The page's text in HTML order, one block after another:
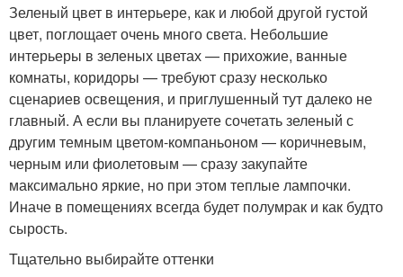
Зеленый цвет в интерьере, как и любой другой густой
цвет, поглощает очень много света. Небольшие
интерьеры в зеленых цветах — прихожие, ванные
комнаты, коридоры — требуют сразу несколько
сценариев освещения, и приглушенный тут далеко не
главный. А если вы планируете сочетать зеленый с
другим темным цветом-компаньоном — коричневым,
черным или фиолетовым — сразу закупайте
максимально яркие, но при этом теплые лампочки.
Иначе в помещениях всегда будет полумрак и как будто
сырость.
Тщательно выбирайте оттенки